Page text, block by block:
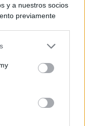
y a nuestros socios
previamente
que algún
derecho de
se aplicarán
este sitio web o